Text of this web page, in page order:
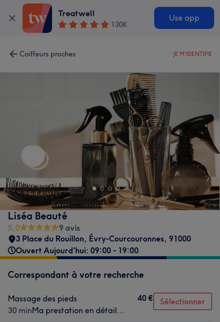
Treatwell
130K
Use app
Coiffeurs proches JE M'IDENTIFIE
Liséa Beauté
5,0
9 avis
3 Place du Rouillon, Évry-Courcouronnes, 91000
Ouvert Aujourd'hui: 09:00 - 19:00
Correspondant à votre recherche
Massage des pieds
30 minMa prestation en détail...
40 € Sélectionner